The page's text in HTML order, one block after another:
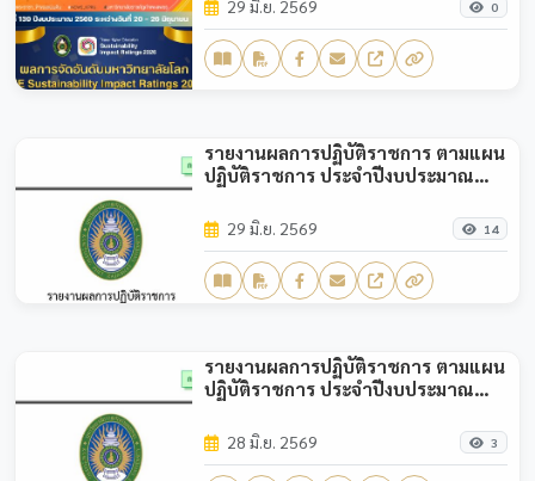
29 มิ.ย. 2569 0
รายงานผลการปฏิบัติราชการ ตามแผน
ปฏิบัติราชการ ประจำปีงบประมาณ
29 มิ.ย. 2569 14
รายงานผลการปฏิบัติราชการ ตามแผน
ปฏิบัติราชการ ประจำปีงบประมาณ
28 มิ.ย. 2569 3